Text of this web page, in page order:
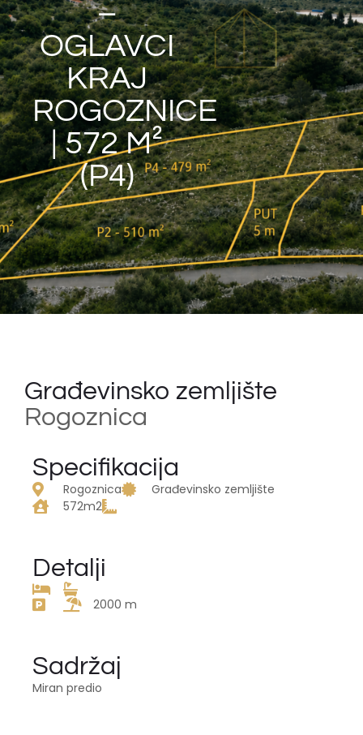
–
OGLAVCI
KRAJ
ROGOZNICE
| 572 M²
(P4)
Građevinsko zemljište
Rogoznica
Specifikacija
Rogoznica
Građevinsko zemljište
572m2
Detalji
2000 m
Sadržaj
Miran predio